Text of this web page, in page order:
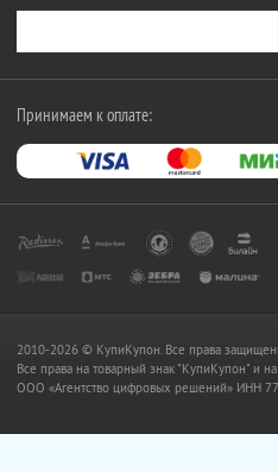
Принимаем к оплате:
2010-2026 © КупиКупон. Все права
Все права на товарный знак "КупиКупон" и
OOO «Агентство цифровых решений» ИНН